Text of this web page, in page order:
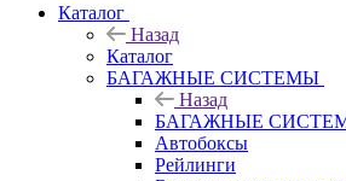
Каталог
Назад
Каталог
БАГАЖНЫЕ СИСТЕМЫ
Назад
БАГАЖНЫЕ
Автобоксы
Рейлинги